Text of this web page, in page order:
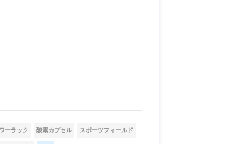
ーラック 酸素カプセル スポーツフィールド